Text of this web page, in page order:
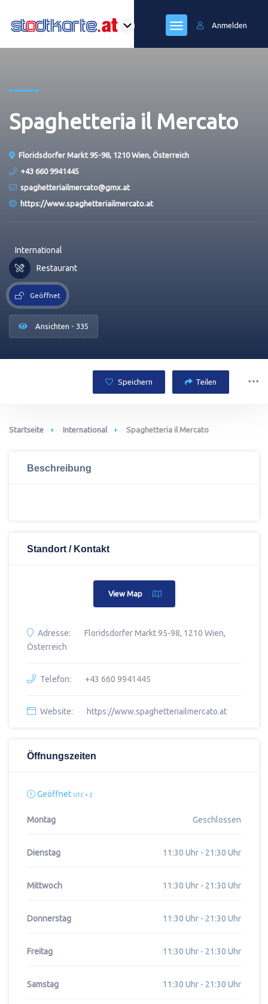
Anmelden
Spaghetteria il Mercato
Floridsdorfer Markt 95-98, 1210 Wien, Österreich
+43 660 9941445
spaghetteriailmercato@gmx.at
https://www.spaghetteriailmercato.at
International
Restaurant
Geöffnet
Ansichten - 335
Speichern Teilen
Startseite International Spaghetteria il Mercato
Beschreibung
Standort / Kontakt
View Map
Adresse:
Floridsdorfer Markt 95-98, 1210 Wien,
Österreich
Telefon: +43 660 9941445
Website: https://www.spaghetteriailmercato.at
Öffnungszeiten
Geöffnet UTC + 2
Montag Geschlossen
Dienstag 11:30 Uhr - 21:30 Uhr
Mittwoch 11:30 Uhr - 21:30 Uhr
Donnerstag 11:30 Uhr - 21:30 Uhr
Freitag 11:30 Uhr - 21:30 Uhr
Samstag 11:30 Uhr - 21:30 Uhr